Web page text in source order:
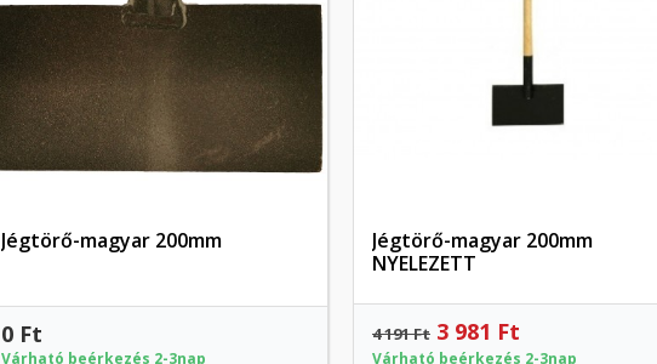
Előnézet
Jégtörő-magyar 200mm
0 Ft
Várható beérkezés 2-3nap
Előnézet
Jégtörő-magyar 200mm
NYELEZETT
4 191 Ft 3 981 Ft
Várható beérkezés 2-3nap